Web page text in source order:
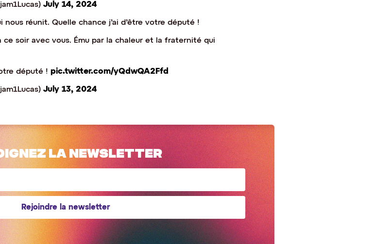
July 14, 2024
réunit. Quelle chance j’ai d’être votre député !
ce soir avec vous. Ému par la chaleur et la fraternité qui
député ! pic.twitter.com/yQdwQA2Ffd
July 13, 2024
la newsletter
Rejoindre la newsletter